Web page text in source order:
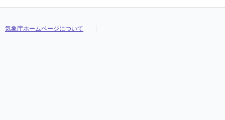
気象庁ホームページについて